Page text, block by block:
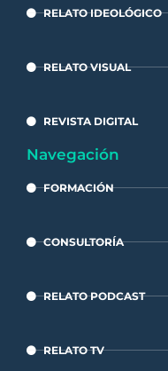
RELATO IDEOLÓGICO
RELATO VISUAL
REVISTA DIGITAL
Navegación
FORMACIÓN
CONSULTORÍA
RELATO PODCAST
RELATO TV